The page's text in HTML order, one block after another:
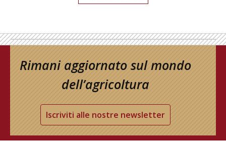
Rimani aggiornato sul mondo
dell’agricoltura
Iscriviti alle nostre newsletter